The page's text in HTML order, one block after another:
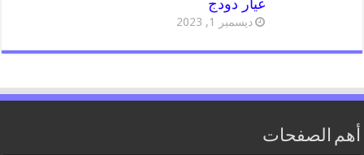
غيار دودج
ديسمبر 1, 2023
أهم الصفحات